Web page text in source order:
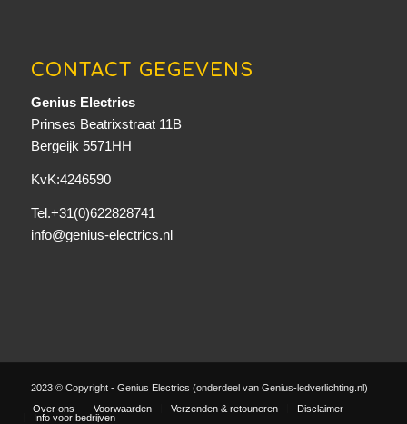
CONTACT GEGEVENS
Genius Electrics
Prinses Beatrixstraat 11B
Bergeijk 5571HH
KvK:4246590
Tel.+31(0)622828741
info@genius-electrics.nl
2023 © Copyright - Genius Electrics (onderdeel van Genius-ledverlichting.nl)
Over ons
Voorwaarden Verzenden & retouneren
Disclaimer
Info voor bedrijven